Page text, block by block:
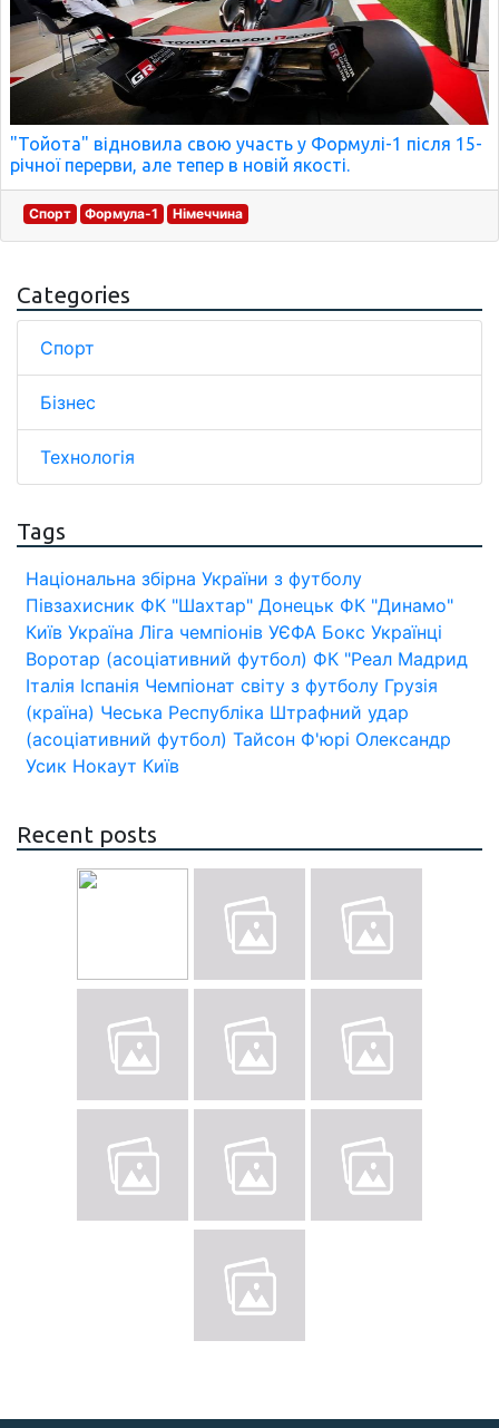
"Тойота" відновила свою участь у Формулі-1 після 15-
річної перерви, але тепер в новій якості.
Спорт Формула-1 Німеччина
Categories
Спорт
Бізнес
Технологія
Tags
Національна збірна України з футболу
Півзахисник ФК "Шахтар" Донецьк ФК "Динамо"
Київ Україна Ліга чемпіонів УЄФА Бокс Українці
Воротар (асоціативний футбол) ФК "Реал Мадрид
Італія Іспанія Чемпіонат світу з футболу Грузія
(країна) Чеська Республіка Штрафний удар
(асоціативний футбол) Тайсон Ф'юрі Олександр
Усик Нокаут Київ
Recent posts